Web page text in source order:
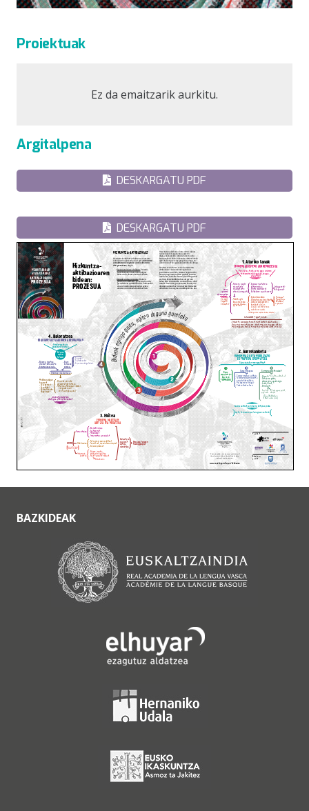
Proiektuak
Ez da emaitzarik aurkitu.
Argitalpena
DESKARGATU PDF
DESKARGATU PDF
BAZKIDEAK